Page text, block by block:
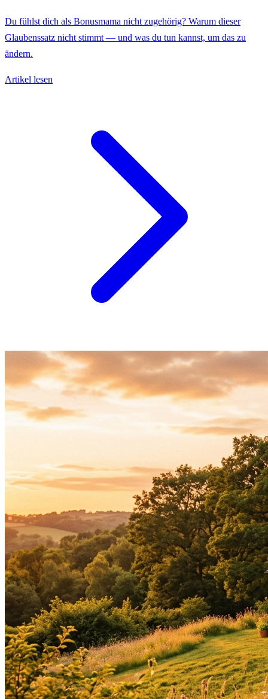
Du fühlst dich als Bonusmama nicht zugehörig? Warum dieser
Glaubenssatz nicht stimmt — und was du tun kannst, um das zu
ändern.
Artikel lesen